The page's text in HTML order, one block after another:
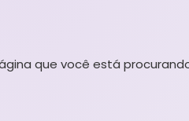
que você está